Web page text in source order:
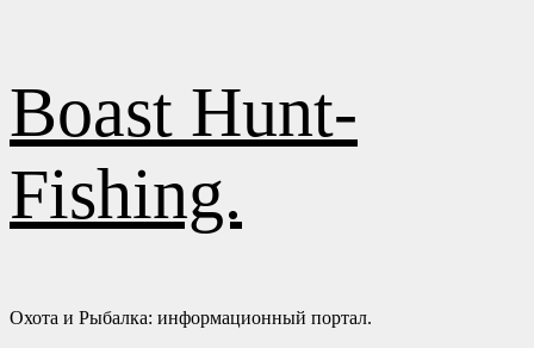
содержимому
Boast Hunt-
Fishing.
Охота и Рыбалка: информационный портал.